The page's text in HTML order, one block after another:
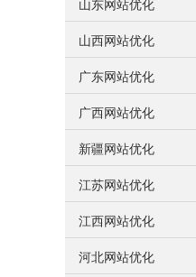
山东网站优化
山西网站优化
广东网站优化
广西网站优化
新疆网站优化
江苏网站优化
江西网站优化
河北网站优化